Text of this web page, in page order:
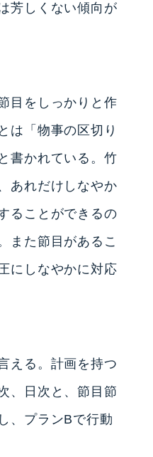
芳しくない傾向が
目をしっかりと作
は「物事の区切り
書かれている。竹
あれだけしなやか
ることができるの
また節目があるこ
にしなやかに対応
える。計画を持つ
、日次と、節目節
、プランBで行動